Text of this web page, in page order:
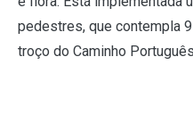
pedestres, que contempla
troço do Caminho